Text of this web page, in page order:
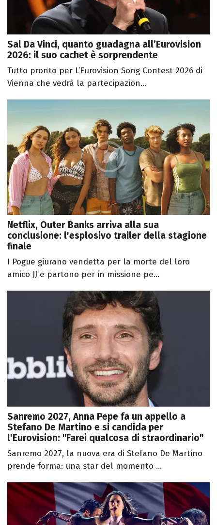
Sal Da Vinci, quanto guadagna all’Eurovision
2026: il suo cachet è sorprendente
Tutto pronto per L’Eurovision Song Contest 2026 di
Vienna che vedrà la partecipazion...
Netflix, Outer Banks arriva alla sua
conclusione: l'esplosivo trailer della stagione
finale
I Pogue giurano vendetta per la morte del loro
amico JJ e partono per in missione pe...
Sanremo 2027, Anna Pepe fa un appello a
Stefano De Martino e si candida per
l'Eurovision: "Farei qualcosa di straordinario"
Sanremo 2027, la nuova era di Stefano De Martino
prende forma: una star del momento ...